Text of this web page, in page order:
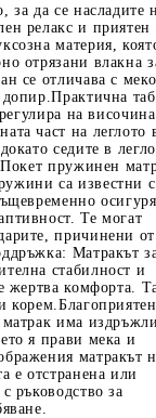
за да се насладите
релакс и приятен
материя,
отрязани влакна
се отличава с меко
на височина
част на леглото
седите в
пружинен
са известни с
Те могат
причинени от
Матракът
стабилност и
жертва комфорта.
има
я прави мека и
матракът
е отстранена или
ръководство за